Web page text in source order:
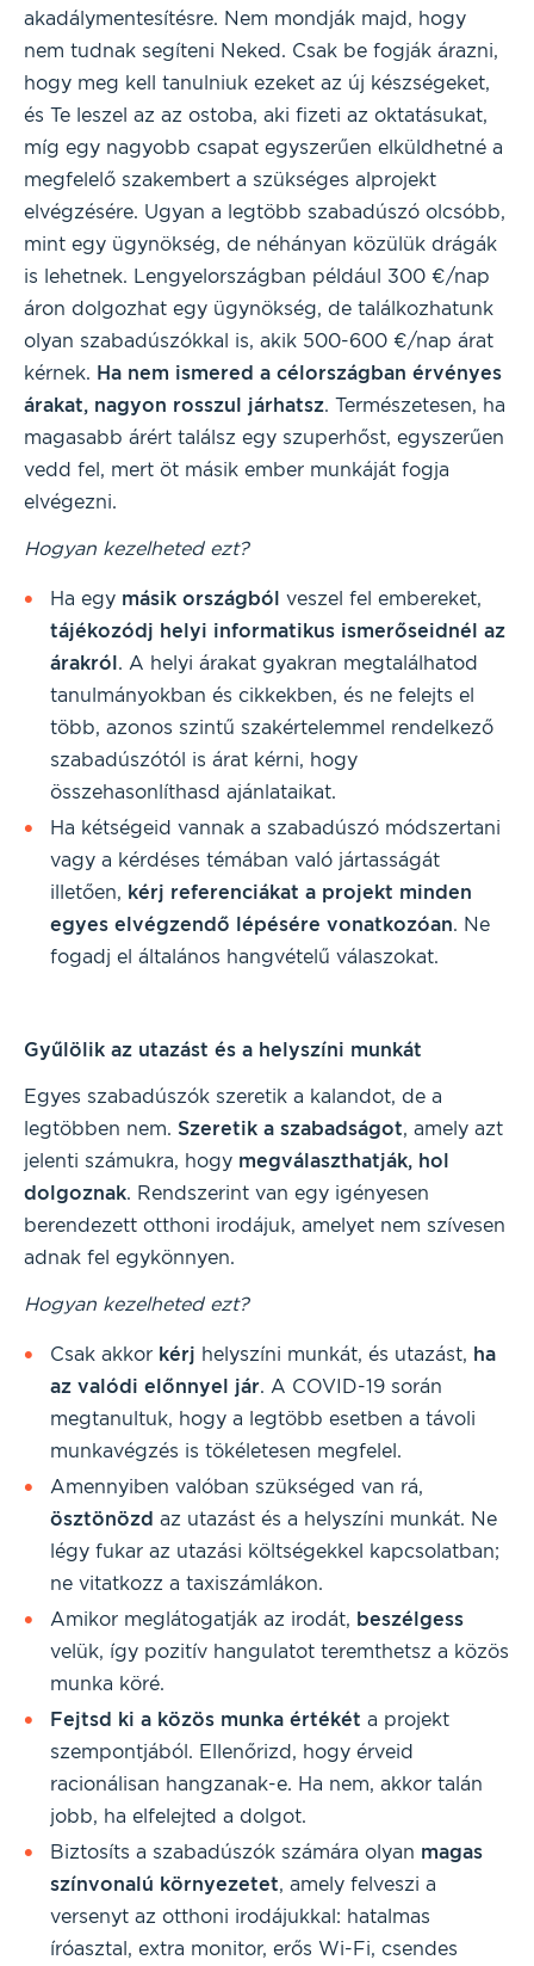
akadálymentesítésre. Nem mondják majd, hogy
nem tudnak segíteni Neked. Csak be fogják árazni,
hogy meg kell tanulniuk ezeket az új készségeket,
és Te leszel az az ostoba, aki fizeti az oktatásukat,
míg egy nagyobb csapat egyszerűen elküldhetné a
megfelelő szakembert a szükséges alprojekt
elvégzésére. Ugyan a legtöbb szabadúszó olcsóbb,
mint egy ügynökség, de néhányan közülük drágák
is lehetnek. Lengyelországban például 300 €/nap
áron dolgozhat egy ügynökség, de találkozhatunk
olyan szabadúszókkal is, akik 500-600 €/nap árat
kérnek. Ha nem ismered a célországban érvényes
árakat, nagyon rosszul járhatsz. Természetesen, ha
magasabb árért találsz egy szuperhőst, egyszerűen
vedd fel, mert öt másik ember munkáját fogja
elvégezni.
Hogyan kezelheted ezt?
Ha egy másik országból veszel fel embereket,
tájékozódj helyi informatikus ismerőseidnél az
árakról . A helyi árakat gyakran megtalálhatod
tanulmányokban és cikkekben, és ne felejts el
több, azonos szintű szakértelemmel rendelkező
szabadúszótól is árat kérni, hogy
összehasonlíthasd ajánlataikat.
Ha kétségeid vannak a szabadúszó módszertani
vagy a kérdéses témában való jártasságát
illetően, kérj referenciákat a projekt minden
egyes elvégzendő lépésére vonatkozóan. Ne
fogadj el általános hangvételű válaszokat.
Gyűlölik az utazást és a helyszíni munkát
Egyes szabadúszók szeretik a kalandot, de a
legtöbben nem. Szeretik a szabadságot, amely azt
jelenti számukra, hogy megválaszthatják, hol
dolgoznak. Rendszerint van egy igényesen
berendezett otthoni irodájuk, amelyet nem szívesen
adnak fel egykönnyen.
Hogyan kezelheted ezt?
Csak akkor kérj helyszíni munkát, és utazást, ha
az valódi előnnyel jár. A COVID-19 során
megtanultuk, hogy a legtöbb esetben a távoli
munkavégzés is tökéletesen megfelel.
Amennyiben valóban szükséged van rá,
ösztönözd az utazást és a helyszíni munkát. Ne
légy fukar az utazási költségekkel kapcsolatban;
ne vitatkozz a taxiszámlákon.
Amikor meglátogatják az irodát, beszélgess
velük, így pozitív hangulatot teremthetsz a közös
munka köré.
Fejtsd ki a közös munka értékét a projekt
szempontjából. Ellenőrizd, hogy érveid
racionálisan hangzanak-e. Ha nem, akkor talán
jobb, ha elfelejted a dolgot.
Biztosíts a szabadúszók számára olyan magas
színvonalú környezetet, amely felveszi a
versenyt az otthoni irodájukkal: hatalmas
íróasztal, extra monitor, erős Wi-Fi, csendes